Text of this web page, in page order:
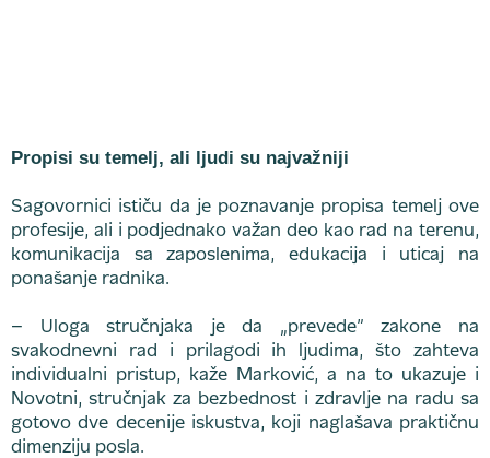
Propisi su temelj, ali ljudi su najvažniji
Sagovornici ističu da je poznavanje propisa temelj ove
profesije, ali i podjednako važan deo kao rad na terenu,
komunikacija sa zaposlenima, edukacija i uticaj na
ponašanje radnika.
– Uloga stručnjaka je da „prevede” zakone na
svakodnevni rad i prilagodi ih ljudima, što zahteva
individualni pristup, kaže Marković, a na to ukazuje i
Novotni, stručnjak za bezbednost i zdravlje na radu sa
gotovo dve decenije iskustva, koji naglašava praktičnu
dimenziju posla.